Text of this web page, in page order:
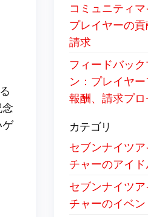
ゲ
コミュニティマ
プレイヤーの貢
請求
フィードバッ
ン：プレイヤ
報酬、請求プ
カテゴリ
セブンナイツ
チャーのアイ
セブンナイツ
チャーのイベ